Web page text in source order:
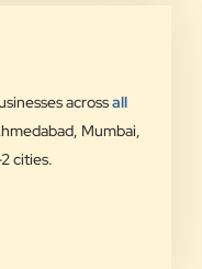
acrossall
Mumbai,
cities.